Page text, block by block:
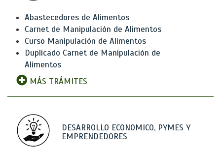
Abastecedores de Alimentos
Carnet de Manipulación de Alimentos
Curso Manipulación de Alimentos
Duplicado Carnet de Manipulación de
Alimentos
MÁS TRÁMITES
DESARROLLO ECONOMICO, PYMES Y
EMPRENDEDORES